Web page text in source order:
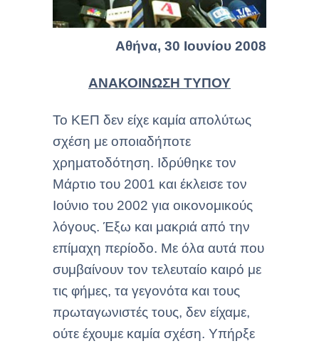
Αθήνα, 30 Ιουνίου 2008
ΑΝΑΚΟΙΝΩΣΗ ΤΥΠΟΥ
Το ΚΕΠ δεν είχε καμία απολύτως
σχέση με οποιαδήποτε
χρηματοδότηση. Ιδρύθηκε τον
Μάρτιο του 2001 και έκλεισε τον
Ιούνιο του 2002 για οικονομικούς
λόγους. Έξω και μακριά από την
επίμαχη περίοδο. Με όλα αυτά που
συμβαίνουν τον τελευταίο καιρό με
τις φήμες, τα γεγονότα και τους
πρωταγωνιστές τους, δεν είχαμε,
ούτε έχουμε καμία σχέση. Υπήρξε